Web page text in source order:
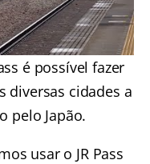
é possível fazer
diversas cidades a
pelo Japão.
usar o JR Pass